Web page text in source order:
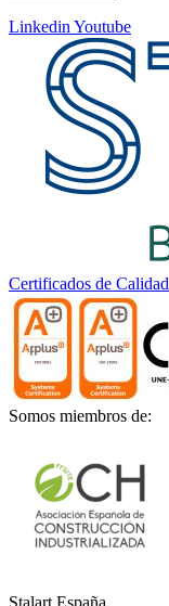
Linkedin Youtube
Certificados de Calidad
Somos miembros de:
Stalart España